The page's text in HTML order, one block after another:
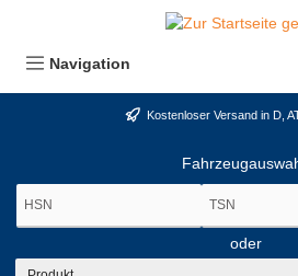
Navigation
Kostenloser Versand in D,
oder